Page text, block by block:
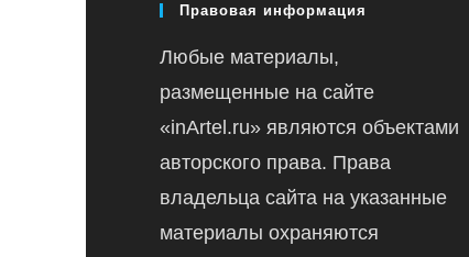
Правовая информация
Любые материалы,
размещенные на сайте
«inArtel.ru» являются объектами
авторского права. Права
владельца сайта на указанные
материалы охраняются